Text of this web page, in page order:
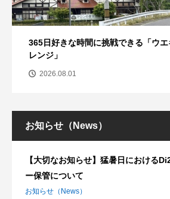
365日好きな時間に挑戦できる「ウ
レンジ」
2026.08.01
お知らせ（News）
【大切なお知らせ】猛暑日における
ー保管について
お知らせ（News）